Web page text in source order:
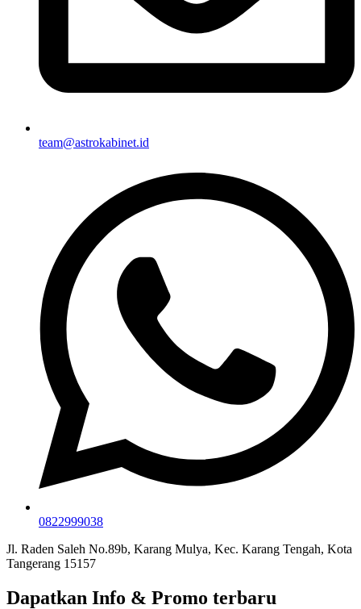
team@astrokabinet.id
0822999038
Jl. Raden Saleh No.89b, Karang Mulya, Kec. Karang Tengah, Kota
Tangerang 15157
Dapatkan Info & Promo terbaru